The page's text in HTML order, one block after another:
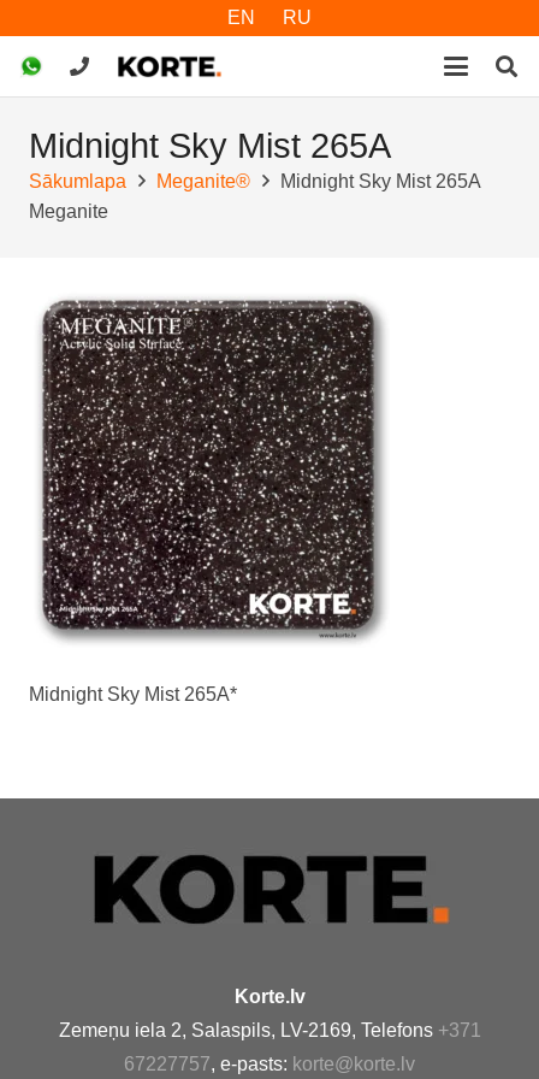
EN RU
Midnight Sky Mist 265A
Sākumlapa Meganite®
Midnight Sky Mist 265A
Meganite
Midnight Sky Mist 265A*
Korte.lv
Zemeņu iela 2, Salaspils, LV-2169, Telefons +371
67227757, e-pasts: korte@korte.lv